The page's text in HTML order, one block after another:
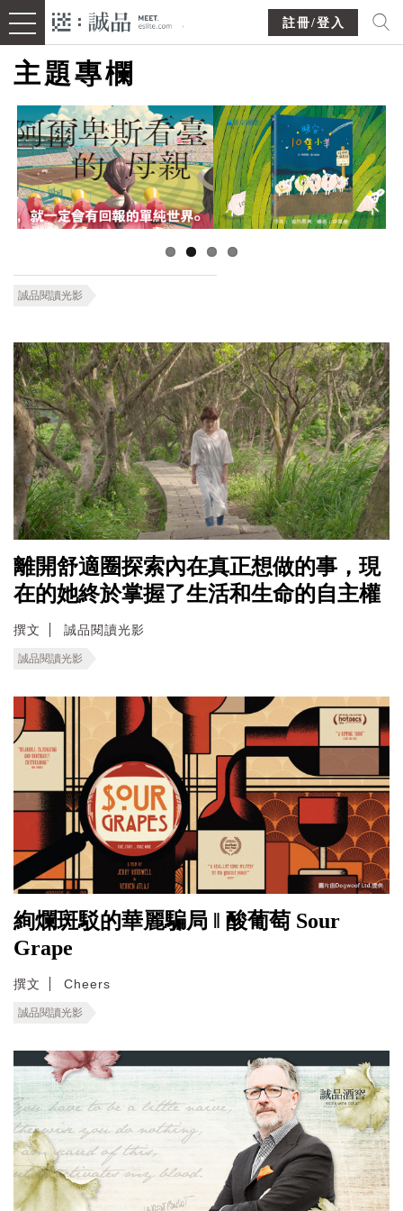
註冊/登入
主題專欄
誠品閱讀光影
離開舒適圈探索內在真正想做的事，現
在的她終於掌握了生活和生命的自主權
撰文 誠品閱讀光影
誠品閱讀光影
絢爛斑駁的華麗騙局 ‖ 酸葡萄 Sour
Grape
撰文 Cheers
誠品閱讀光影